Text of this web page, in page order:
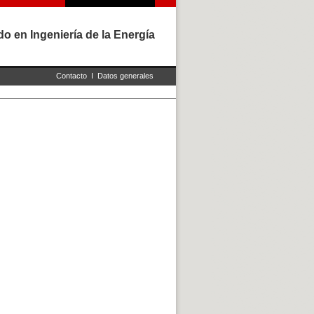
en Ingeniería de la Energía
Contacto I Datos generales